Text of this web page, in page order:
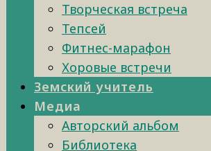
Творческая встреча
Тепсей
Фитнес-марафон
Хоровые встречи
Земский учитель
Медиа
Авторский альбом
Библиотека